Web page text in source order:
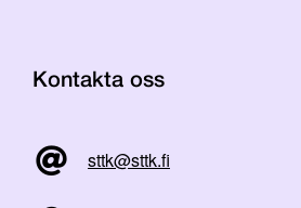
Kontakta oss
sttk@sttk.fi